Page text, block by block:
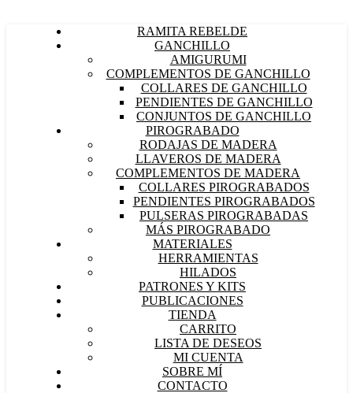
RAMITA REBELDE
GANCHILLO
AMIGURUMI
COMPLEMENTOS DE GANCHILLO
COLLARES DE GANCHILLO
PENDIENTES DE GANCHILLO
CONJUNTOS DE GANCHILLO
PIROGRABADO
RODAJAS DE MADERA
LLAVEROS DE MADERA
COMPLEMENTOS DE MADERA
COLLARES PIROGRABADOS
PENDIENTES PIROGRABADOS
PULSERAS PIROGRABADAS
MÁS PIROGRABADO
MATERIALES
HERRAMIENTAS
HILADOS
PATRONES Y KITS
PUBLICACIONES
TIENDA
CARRITO
LISTA DE DESEOS
MI CUENTA
SOBRE MÍ
CONTACTO